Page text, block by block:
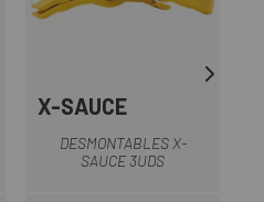
X-SAUCE
DESMONTABLES X-
SAUCE 3UDS